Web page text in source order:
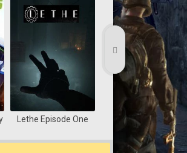
Lethe Episode One
Dungelot Shattered
Lands